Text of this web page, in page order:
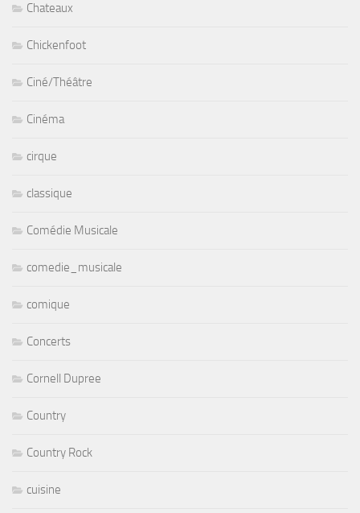
Chateaux
Chickenfoot
Ciné/Théâtre
Cinéma
cirque
classique
Comédie Musicale
comedie_musicale
comique
Concerts
Cornell Dupree
Country
Country Rock
cuisine